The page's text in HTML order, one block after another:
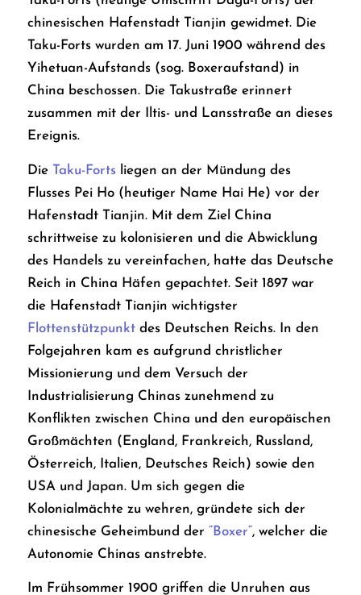
chinesischen Hafenstadt Tianjin gewidmet. Die
Taku-Forts wurden am 17. Juni 1900 während des
Yihetuan-Aufstands (sog. Boxeraufstand) in
China beschossen. Die Takustraße erinnert
zusammen mit der Iltis- und Lansstraße an dieses
Ereignis.
Die Taku-Fortsliegen an der Mündung des
Flusses Pei Ho (heutiger Name Hai He) vor der
Hafenstadt Tianjin. Mit dem Ziel China
schrittweise zu kolonisieren und die Abwicklung
des Handels zu vereinfachen, hatte das Deutsche
Reich in China Häfen gepachtet. Seit 1897 war
die Hafenstadt Tianjin wichtigster
Flottenstützpunktdes Deutschen Reichs. In den
Folgejahren kam es aufgrund christlicher
Missionierung und dem Versuch der
Industrialisierung Chinas zunehmend zu
Konflikten zwischen China und den europäischen
Großmächten (England, Frankreich, Russland,
Österreich, Italien, Deutsches Reich) sowie den
USA und Japan. Um sich gegen die
Kolonialmächte zu wehren, gründete sich der
chinesische Geheimbund der “Boxer“, welcher die
Autonomie Chinas anstrebte.
Im Frühsommer 1900 griffen die Unruhen aus